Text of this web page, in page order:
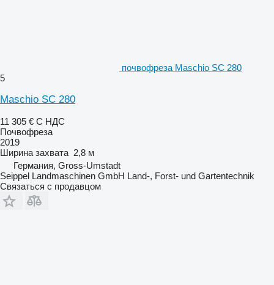
почвофреза Maschio SC 280
5
Maschio SC 280
11 305 € С НДС
Почвофреза
2019
Ширина захвата 2,8 м
Германия, Gross-Umstadt
Seippel Landmaschinen GmbH Land-, Forst- und Gartentechnik
Связаться с продавцом